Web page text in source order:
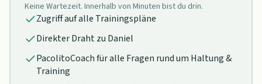
Keine Wartezeit. Innerhalb von Minuten bist du drin.
Zugriff auf alle Trainingspläne
Direkter Draht zu Daniel
PacolitoCoach für alle Fragen rund um Haltung &
Training